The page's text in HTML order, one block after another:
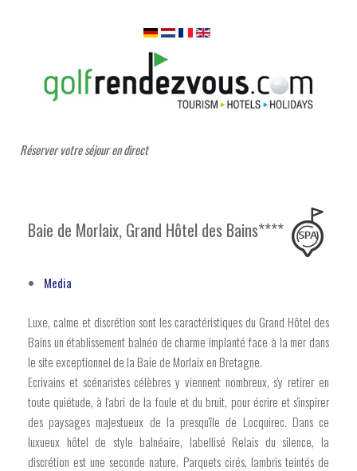
Réserver votre séjour en direct
Baie de Morlaix, Grand Hôtel des Bains****
Media
Luxe, calme et discrétion sont les caractéristiques du Grand Hôtel des
Bains un établissement balnéo de charme implanté face à la mer dans
le site exceptionnel de la Baie de Morlaix en Bretagne.
Ecrivains et scénaristes célèbres y viennent nombreux, s'y retirer en
toute quiétude, à l'abri de la foule et du bruit, pour écrire et s'inspirer
des paysages majestueux de la presqu'île de Locquirec. Dans ce
luxueux hôtel de style balnéaire, labellisé Relais du silence, la
discrétion est une seconde nature. Parquets cirés, lambris teintés de